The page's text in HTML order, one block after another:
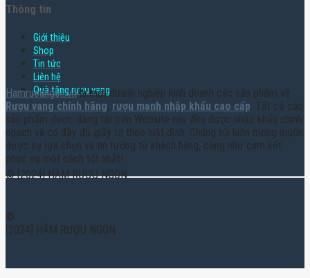
Thông tin
Giới thiệu
Shop
Tin tức
Liên hệ
Quà tặng rượu vang
Hamruoungon.vnlà một doanh nghiệp kinh doanh các sản phẩm về
Rượu vang chính hãng, rượu mạnh nhập khẩu cao cấp. Tất cả các
sản phẩm được đăng tải trên Website này đều được nhập khẩu chính
ngạch và có đầy đủ giấy tờ theo luật định. Chúng tôi luôn mong muốn
được sự lựa chọn và tin tưởng từ khách hàng, cũng như cam kết
phục vụ một cách tốt nhất!
© [2024] HẦM RƯỢU NGON
©
[2024] HẦM RƯỢU NGON